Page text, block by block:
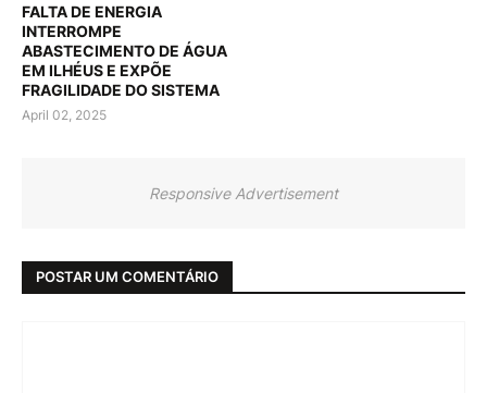
FALTA DE ENERGIA
INTERROMPE
ABASTECIMENTO DE ÁGUA
EM ILHÉUS E EXPÕE
FRAGILIDADE DO SISTEMA
April 02, 2025
Responsive Advertisement
POSTAR UM COMENTÁRIO